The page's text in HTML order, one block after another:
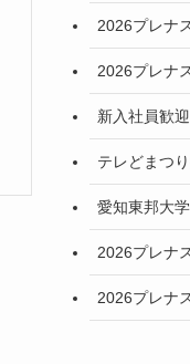
2026プレナ
2026プレナ
新入社員歓
テレどまつ
愛知東邦大
2026プレナ
2026プレナ